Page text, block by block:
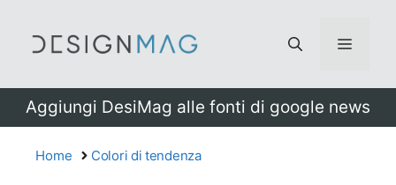
Menu
Aggiungi DesiMag alle fonti di google news
Home Colori di tendenza